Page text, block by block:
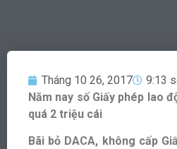
Tháng 10 26, 2017
9:13
Năm nay số Giấy phép lao
quá 2 triệu cái
Bãi bỏ DACA, không cấp